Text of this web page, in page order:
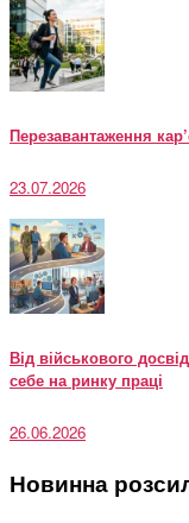
Перезавантаження
23.07.2026
Від військового
себе на ринку праці
26.06.2026
Новинна